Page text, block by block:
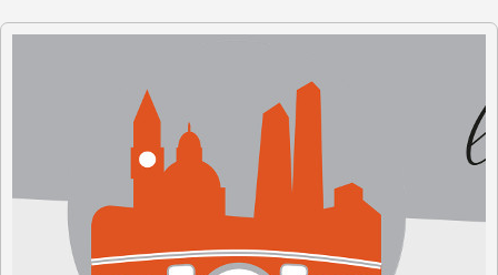
L'Italia
Tolosa